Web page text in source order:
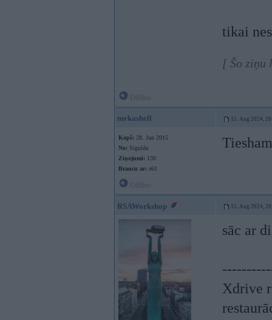
tikai
[ Šo ziņu
mrkashell 15. Aug 2024,
Kopš: 28. Jun 2015
No: Sigulda
Ziņojumi: 130
Braucu ar: e61
RSAWorkshop 15. Aug 2024,
sāc ar
Xdrive